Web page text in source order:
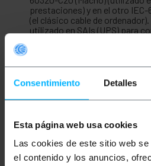
Consentimiento Detalles
Esta página web usa cookies
Las cookies de este sitio web
el contenido y los anuncios,
prestaciones) y en el otro IEC-
(el clásico cable de
utilizado en SAIs (UPS) para
eléctricos que dispongan de
Medidas y pesos
Medidas del producto
alto): 34.0 x 3.4 x 2.5 cm
Número de paquetes: 1
Medidas del paquete: